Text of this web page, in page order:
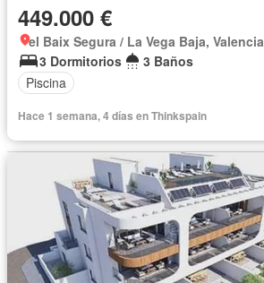
449.000 €
el Baix Segura / La Vega Baja, Valencia
3 Dormitorios
3 Baños
Piscina
Hace 1 semana, 4 días en Thinkspain